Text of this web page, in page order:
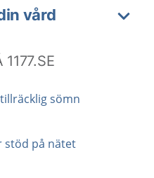
vård
sömn
stöd på nätet